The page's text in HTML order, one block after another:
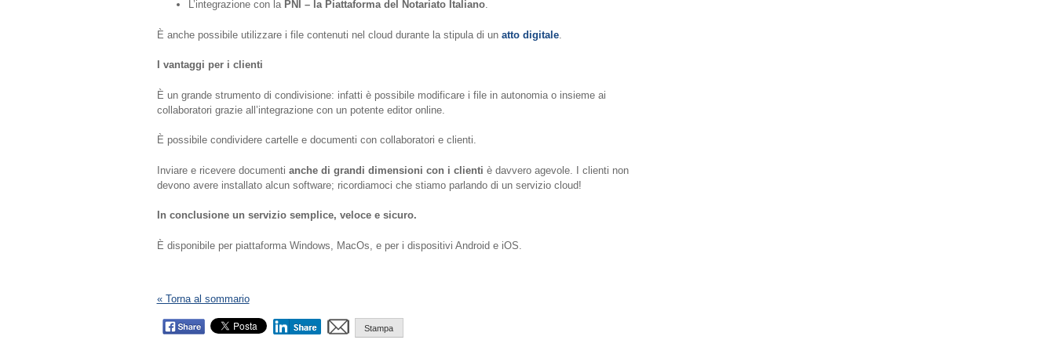
L’integrazione con la PNI – la Piattaforma del Notariato Italiano.
È anche possibile utilizzare i file contenuti nel cloud durante la stipula di un atto digitale.
I vantaggi per i clienti
È un grande strumento di condivisione: infatti è possibile modificare i file in autonomia o insieme ai
collaboratori grazie all’integrazione con un potente editor online.
È possibile condividere cartelle e documenti con collaboratori e clienti.
Inviare e ricevere documenti anche di grandi dimensioni con i clienti è davvero agevole. I clienti non
devono avere installato alcun software; ricordiamoci che stiamo parlando di un servizio cloud!
In conclusione un servizio semplice, veloce e sicuro.
È disponibile per piattaforma Windows, MacOs, e per i dispositivi Android e iOS.
« Torna al sommario
Stampa